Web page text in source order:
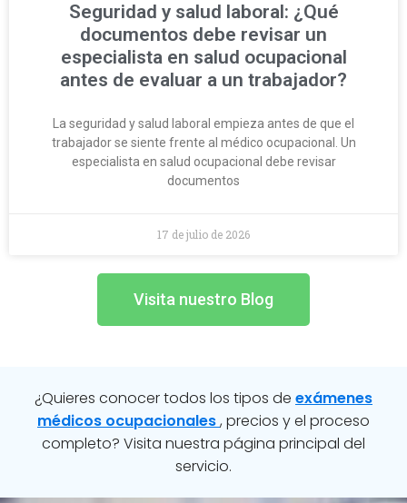
Seguridad y salud laboral: ¿Qué
documentos debe revisar un
especialista en salud ocupacional
antes de evaluar a un trabajador?
La seguridad y salud laboral empieza antes de que el
trabajador se siente frente al médico ocupacional. Un
especialista en salud ocupacional debe revisar
documentos
17 de julio de 2026
Visita nuestro Blog
¿Quieres conocer todos los tipos de exámenes
médicos ocupacionales, precios y el proceso
completo? Visita nuestra página principal del
servicio.